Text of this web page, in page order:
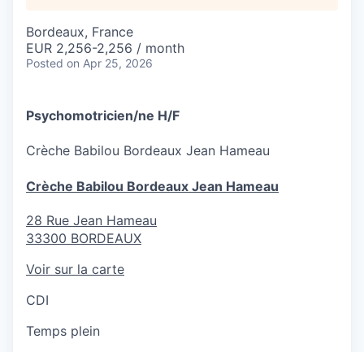
Bordeaux, France
EUR 2,256-2,256 / month
Posted on Apr 25, 2026
Psychomotricien/ne H/F
Crèche Babilou Bordeaux Jean Hameau
Crèche Babilou Bordeaux Jean Hameau
28 Rue Jean Hameau
33300 BORDEAUX
Voir sur la carte
CDI
Temps plein